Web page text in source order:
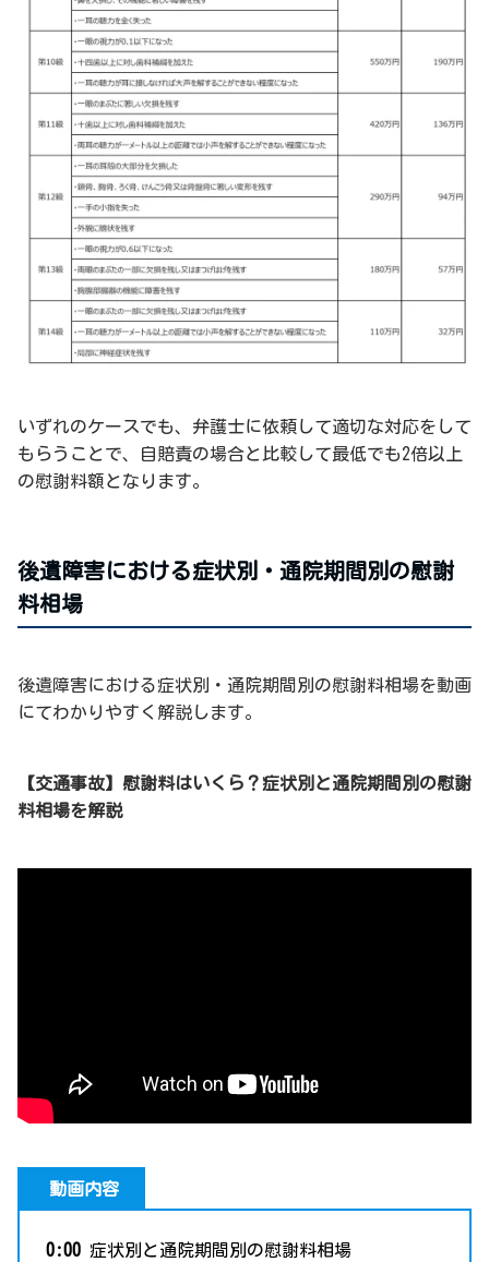
いずれのケースでも、弁護士に依頼して適切な対応をして
もらうことで、自賠責の場合と比較して最低でも2倍以上
の慰謝料額となります。
後遺障害における症状別・通院期間別の慰謝
料相場
後遺障害における症状別・通院期間別の慰謝料相場を動画
にてわかりやすく解説します。
【交通事故】慰謝料はいくら？症状別と通院期間別の慰謝
料相場を解説
動画内容
0:00 症状別と通院期間別の慰謝料相場